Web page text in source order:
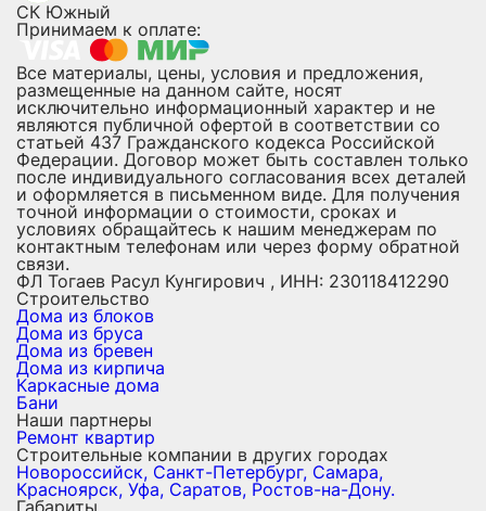
СК Южный
Принимаем к оплате:
Все материалы, цены, условия и предложения,
размещенные на данном сайте, носят
исключительно информационный характер и не
являются публичной офертой в соответствии со
статьей 437 Гражданского кодекса Российской
Федерации. Договор может быть составлен только
после индивидуального согласования всех деталей
и оформляется в письменном виде. Для получения
точной информации о стоимости, сроках и
условиях обращайтесь к нашим менеджерам по
контактным телефонам или через форму обратной
связи.
ФЛ Тогаев Расул Кунгирович , ИНН: 230118412290
Строительство
Дома из блоков
Дома из бруса
Дома из бревен
Дома из кирпича
Каркасные дома
Бани
Наши партнеры
Ремонт квартир
Строительные компании в других городах
Новороссийск, Санкт-Петербург, Самара,
Красноярск, Уфа, Саратов, Ростов-на-Дону.
Габариты